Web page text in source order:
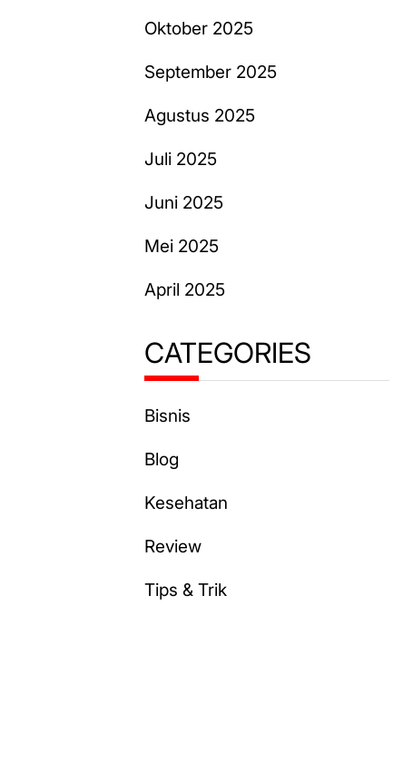
Oktober 2025
September 2025
Agustus 2025
Juli 2025
Juni 2025
Mei 2025
April 2025
CATEGORIES
Bisnis
Blog
Kesehatan
Review
Tips & Trik